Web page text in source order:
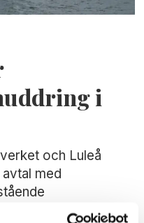
i
och Luleå
med